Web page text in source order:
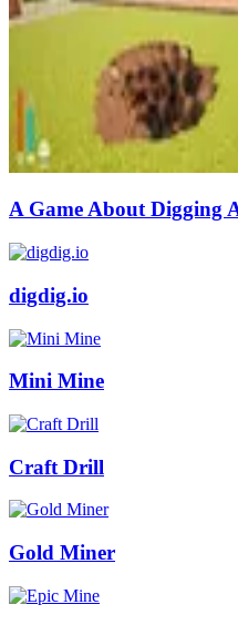
A Game About Digging
digdig.io
Mini Mine
Craft Drill
Gold Miner